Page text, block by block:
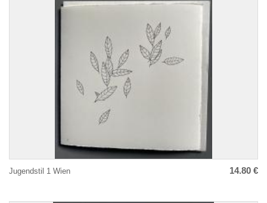
Jugendstil 1 Wien 14.80 €